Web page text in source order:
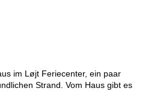
im Løjt Feriecenter, ein paar
Strand. Vom Haus gibt es